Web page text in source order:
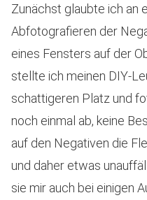
Zunächst glaubte ich an
Abfotografieren der
eines Fensters auf der
stellte ich meinen DIY-
schattigeren Platz und
noch einmal ab, keine
auf den Negativen die
und daher etwas
sie mir auch bei einigen